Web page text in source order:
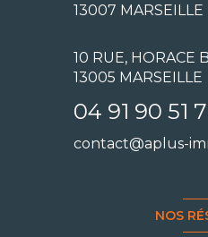
13007 MARSEILLE
10 RUE, HORACE
13005 MARSEILLE
04 91 90 51
contact@aplus-
NOS